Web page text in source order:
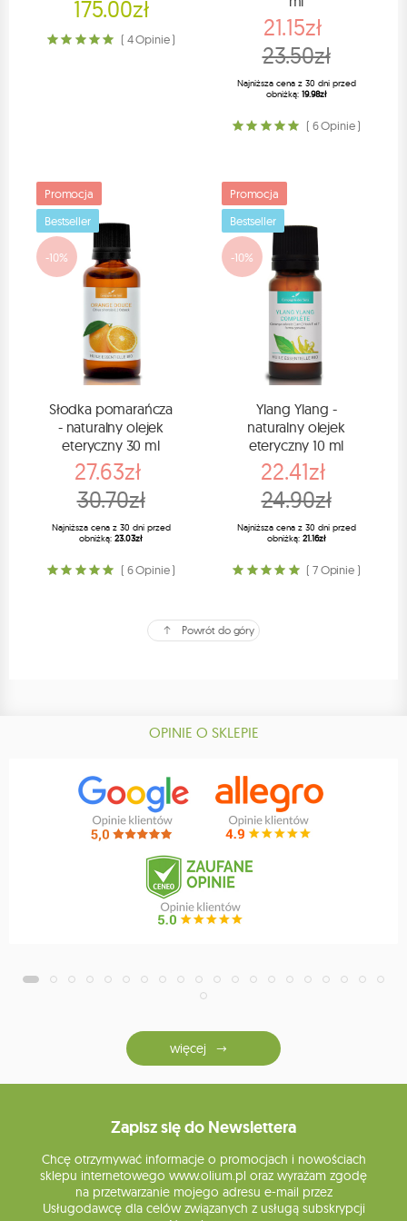
175.00zł
( 4 Opinie )
21.15zł
23.50zł
Najniższa cena z 30 dni przed
obniżką: 19.98zł
( 6 Opinie )
Promocja
Bestseller
-10%
Słodka pomarańcza
- naturalny olejek
eteryczny 30 ml
27.63zł
30.70zł
Najniższa cena z 30 dni przed
obniżką: 23.03zł
( 6 Opinie )
Promocja
Bestseller
-10%
Ylang Ylang -
naturalny olejek
eteryczny 10 ml
22.41zł
24.90zł
Najniższa cena z 30 dni przed
obniżką: 21.16zł
( 7 Opinie )
Powrót do góry
OPINIE O SKLEPIE
więcej
Zapisz się do Newslettera
Chcę otrzymywać informacje o promocjach i nowościach
sklepu internetowego www.olium.pl oraz wyrażam zgodę
na przetwarzanie mojego adresu e-mail przez
Usługodawcę dla celów związanych z usługą subskrypcji